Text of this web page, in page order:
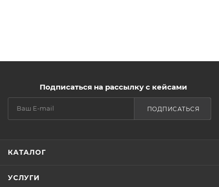
Подписаться на рассылку с кейсами
ПОДПИСАТЬСЯ
КАТАЛОГ
УСЛУГИ